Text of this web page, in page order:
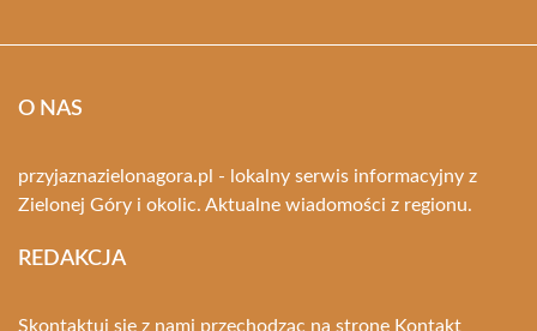
O NAS
przyjaznazielonagora.pl - lokalny serwis informacyjny z
Zielonej Góry i okolic. Aktualne wiadomości z regionu.
REDAKCJA
Skontaktuj się z nami przechodząc na stronę Kontakt